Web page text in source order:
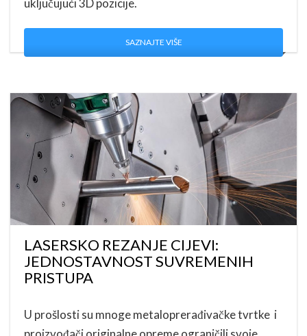
uključujući 3D pozicije.
SAZNAJTE VIŠE
LASERSKO REZANJE CIJEVI:
JEDNOSTAVNOST SUVREMENIH
PRISTUPA
U prošlosti su mnoge metaloprerađivačke tvrtke i